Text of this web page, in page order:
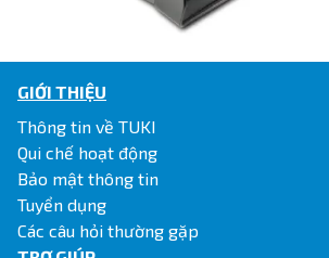
GIỚI THIỆU
Thông tin về TUKI
Qui chế hoạt động
Bảo mật thông tin
Tuyển dụng
Các câu hỏi thường gặp